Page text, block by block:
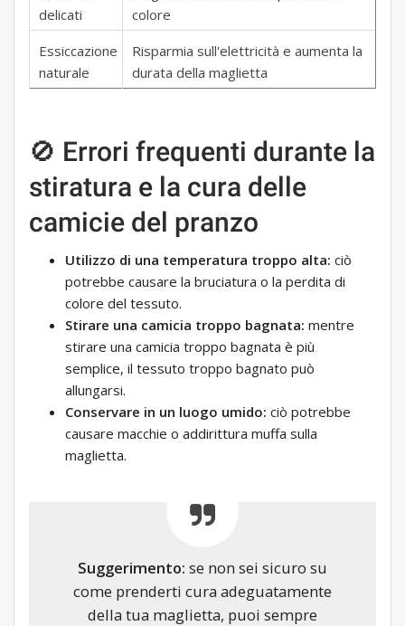
delicati
colore
Essiccazione
naturale
Risparmia sull'elettricità e aumenta la
durata della maglietta
🚫 Errori frequenti durante la
stiratura e la cura delle
camicie del pranzo
Utilizzo di una temperatura troppo alta: ciò
potrebbe causare la bruciatura o la perdita di
colore del tessuto.
Stirare una camicia troppo bagnata: mentre
stirare una camicia troppo bagnata è più
semplice, il tessuto troppo bagnato può
allungarsi.
Conservare in un luogo umido: ciò potrebbe
causare macchie o addirittura muffa sulla
maglietta.
Suggerimento: se non sei sicuro su
come prenderti cura adeguatamente
della tua maglietta, puoi sempre